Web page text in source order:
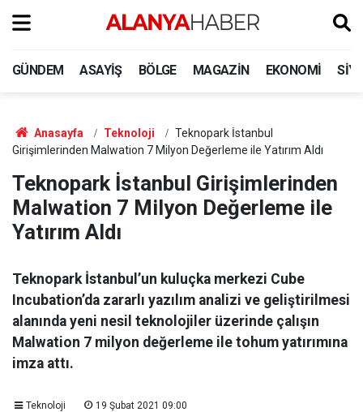
GÜNDEM ASAYIŞ BÖLGE MAGAZIN EKONOMI
Anasayfa Teknoloji
Teknopark İstanbul
Girişimlerinden Malwation 7 Milyon Değerleme ile Yatırım Aldı
Teknopark İstanbul Girişimlerinden
Malwation 7 Milyon Değerleme ile
Yatırım Aldı
Teknopark İstanbul’un kuluçka merkezi Cube
Incubation’da zararlı yazılım analizi ve geliştirilmesi
alanında yeni nesil teknolojiler üzerinde çalışın
Malwation 7 milyon değerleme ile tohum yatırımına
imza attı.
Teknoloji 19 Şubat 2021 09:00